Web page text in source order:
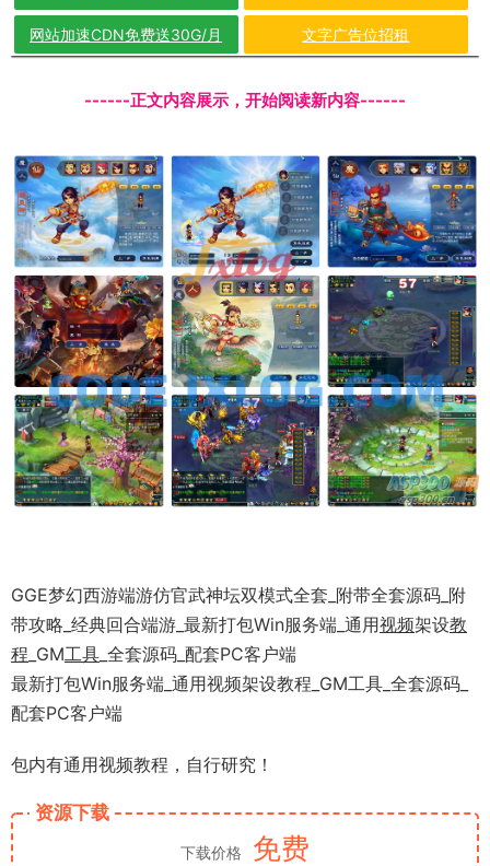
网站加速CDN免费送30G/月 文字广告位招租
------正文内容展示，开始阅读新内容------
GGE梦幻西游端游仿官武神坛双模式全套_附带全套源码_附
带攻略_经典回合端游_最新打包Win服务端_通用视频架设教
程 _GM工具 _全套源码_配套PC客户端
最新打包Win服务端_通用视频架设教程_GM工具_全套源码_
配套PC客户端
包内有通用视频教程，自行研究！
资源下载
下载价格 免费